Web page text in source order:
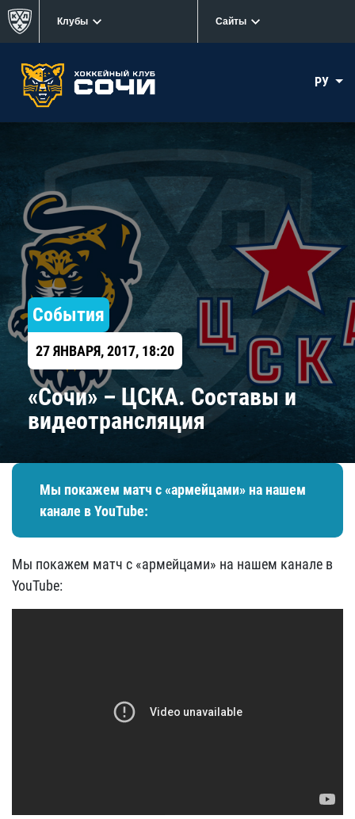
Клубы Сайты
РУ
События
27 ЯНВАРЯ, 2017, 18:20
«Сочи» – ЦСКА. Составы и
видеотрансляция
Мы покажем матч с «армейцами» на нашем
канале в YouTube:
Мы покажем матч с «армейцами» на нашем канале в
YouTube: